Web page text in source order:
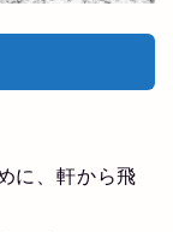
に、軒から飛